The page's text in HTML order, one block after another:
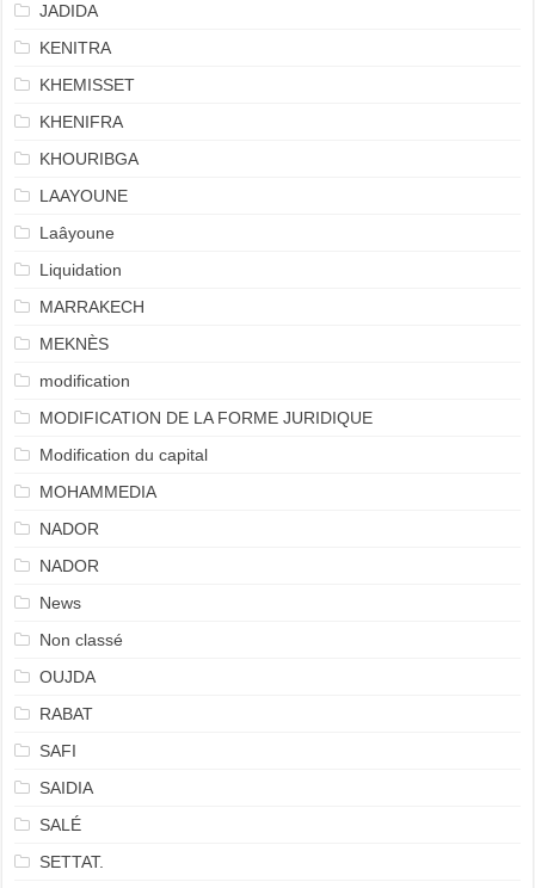
JADIDA
KENITRA
KHEMISSET
KHENIFRA
KHOURIBGA
LAAYOUNE
Laâyoune
Liquidation
MARRAKECH
MEKNÈS
modification
MODIFICATION DE LA FORME JURIDIQUE
Modification du capital
MOHAMMEDIA
NADOR
NADOR
News
Non classé
OUJDA
RABAT
SAFI
SAIDIA
SALÉ
SETTAT.